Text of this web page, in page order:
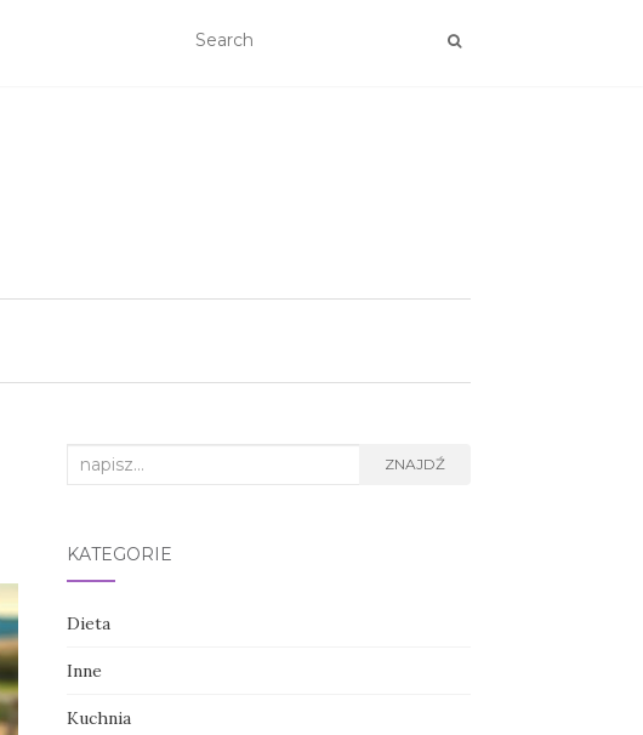
Search
ZNAJDŹ
KATEGORIE
Dieta
Inne
Kuchnia